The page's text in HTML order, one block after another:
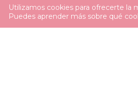
© 2026 Colegio Oficial Enfermería Jaén
Utilizamos cookies para ofrecerte la
Puedes aprender más sobre qué